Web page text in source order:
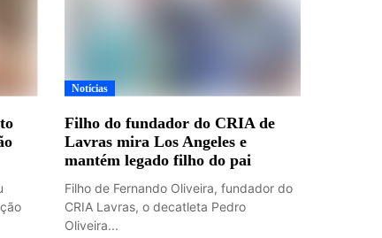
Notícias
Filho do fundador do CRIA de
Lavras mira Los Angeles e
mantém legado filho do pai
Filho de Fernando Oliveira, fundador do
CRIA Lavras, o decatleta Pedro
Oliveira...